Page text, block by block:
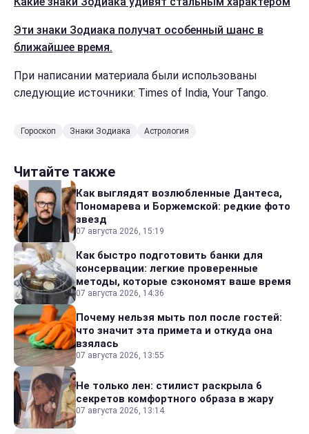
Эти знаки Зодиака получат особенный шанс в
ближайшее время.
При написании материала были использованы
следующие источники: Times of India, Your Tango.
Гороскоп Знаки Зодиака Астрология
Читайте также
Как выглядят возлюбленные Дантеса,
Пономарева и Боржемской: редкие фото
звезд
07 августа 2026, 15:19
Как быстро подготовить банки для
консервации: легкие проверенные
методы, которые сэкономят ваше время
07 августа 2026, 14:36
Почему нельзя мыть пол после гостей:
что значит эта примета и откуда она
взялась
07 августа 2026, 13:55
Не только лен: стилист раскрыла 6
секретов комфортного образа в жару
07 августа 2026, 13:14